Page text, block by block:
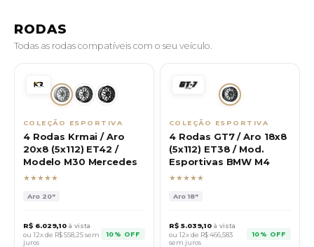
RODAS
Todas as rodas compatíveis com o seu veículo.
COLEÇÃO ESPORTIVA
4 Rodas Krmai / Aro
20x8 (5x112) ET42 /
Modelo M30 Mercedes
★★★★★
Aro 20"
R$ 6.029,10 à vista
ou 12x de R$558,25sem
juros
10% OFF
COLEÇÃO ESPORTIVA
4 Rodas GT7 / Aro 18x8
(5x112) ET38 / Mod.
Esportivas BMW M4
★★★★★
Aro18"
R$ 5.039,10 à vista
ou 12x de R$466,583
sem juros
10% OFF